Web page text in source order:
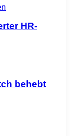
HR-
behebt